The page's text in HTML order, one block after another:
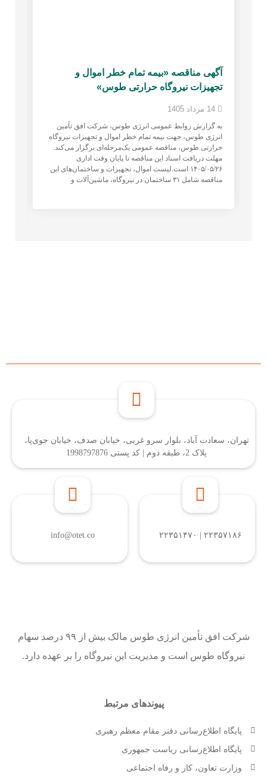
آگهی مناقصه «بیمه تمام خطر اموال و
تجهیزات نیروگاه حرارتی طوس»
به گزارش روابط عمومی انرژی طوس، شرکت افق تأمين
انرژی طوس، جهت بيمه تمام خطر اموال و تجهيزات نيروگاه
حرارتی طوس، مناقصه عمومی یک‌مرحله‌ای برگزار می‌کند.
مهلت دریافت اسناد این مناقصه تا پایان وقت اداری
۱۴۰۵/۰۵/۲۶ است.لیست اموال، تجهیزات و ساختمان‌های این
مناقصه شامل ۳۱ ساختمان‌ در نیروگاه، ماشین‌آلات و
تهران، سعادت آباد، بلوار سرو غربی، خیابان صدف، خیابان جوی‌پا،
پلاک 2، طبقه دوم | کد پستی 1998797876
۲۲۳۵۷۱۸۶ | ۲۲۳۵۱۴۷۰ info@otet.co
شرکت افق تأمین انرژی طوس مالک بیش از ۹۹ درصد سهام
نیروگاه طوس است و مدیریت این نیروگاه را بر عهده دارد.
پیوندهای مرتبط
پایگاه اطلاع‌رسانی دفتر مقام معظم رهبری
پایگاه اطلاع‌رسانی ریاست جمهوری
وزارت تعاون، کار و رفاه اجتماعی